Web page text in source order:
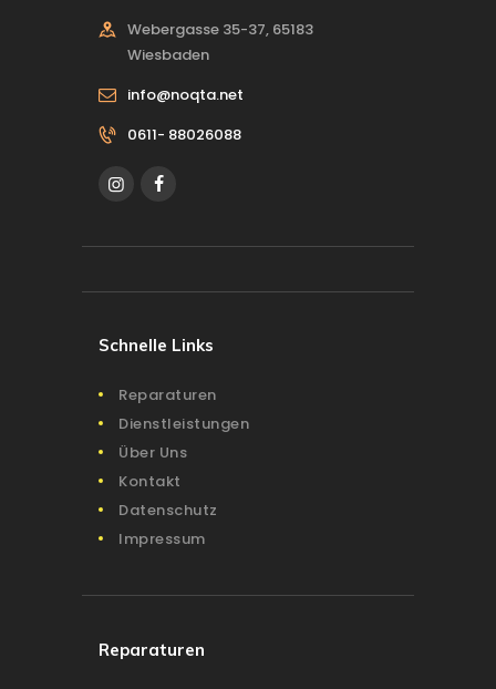
Webergasse 35-37, 65183
Wiesbaden
info@noqta.net
0611- 88026088
Schnelle Links
Reparaturen
Dienstleistungen
Über Uns
Kontakt
Datenschutz
Impressum
Reparaturen